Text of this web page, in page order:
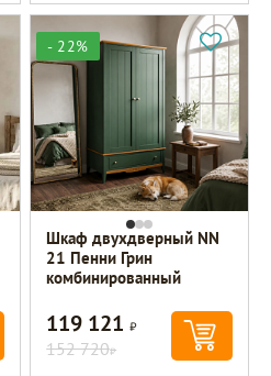
- 22%
Шкаф двухдверный NN
21 Пенни Грин
комбинированный
119 121Р
152 720Р